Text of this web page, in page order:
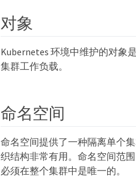
对象
Kubernetes 环境中维护的对象
集群工作负载。
命名空间
命名空间提供了一种隔离单个
织结构非常有用。命名空间范
必须在整个集群中是唯一的。